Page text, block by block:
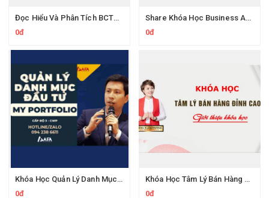
Đọc Hiểu Và Phân Tích BCTC Ngân Hàng Cùng Wichart Ngọc Báu
0đ
Share Khóa Học Business Analysis For Banking & Fintech Của Hai Lúa
0đ
Khóa Học Quản Lý Danh Mục Đầu Tư My Portfolio Của Afa
0đ
Khóa Học Tâm Lý Bán Hàng Đỉnh Cao Vera Xuân Hường
0đ